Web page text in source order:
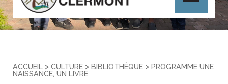
ACCUEIL > CULTURE > BIBLIOTHÈQUE > PROGRAMME UNE
NAISSANCE, UN LIVRE